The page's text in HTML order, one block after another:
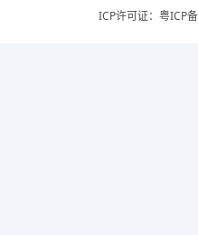
ICP许可证： 粤ICP